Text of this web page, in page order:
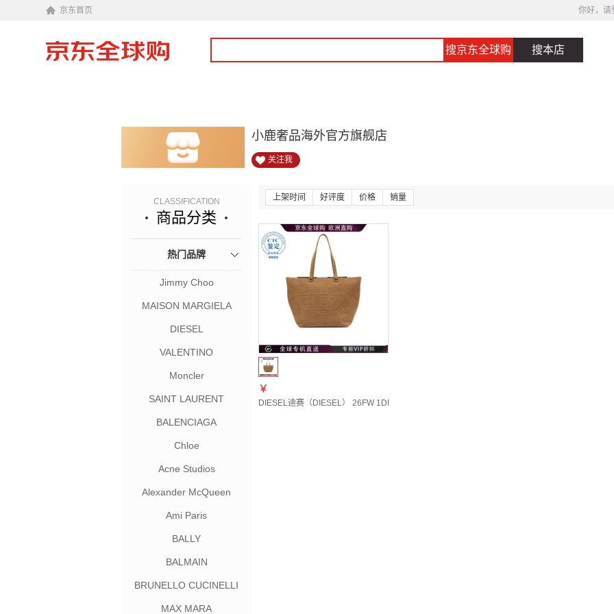
京东首页 你好，请
搜京东全球购 搜本店
小鹿奢品海外官方旗舰店
关注我
CLASSIFICATION
商品分类
热门品牌
Jimmy Choo
MAISON MARGIELA
DIESEL
VALENTINO
Moncler
SAINT LAURENT
BALENCIAGA
Chloe
Acne Studios
Alexander McQueen
Ami Paris
BALLY
BALMAIN
BRUNELLO CUCINELLI
MAX MARA
上架时间 好评度 价格 销量
￥
DIESEL迪赛（DIESEL） 26FW 1DR Dome绒面革手提包 男士 图色X10784P9026 均码